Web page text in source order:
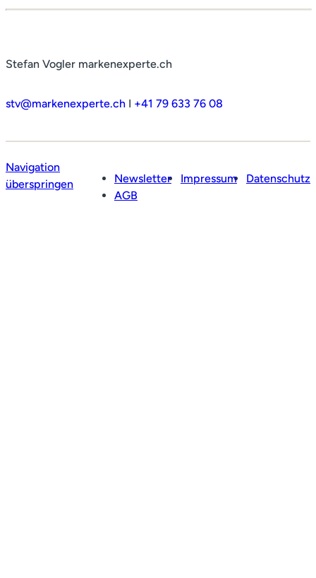
Stefan Vogler markenexperte.ch
stv@markenexperte.ch I +41 79 633 76 08
Navigation
überspringen
Newsletter Impressum
Datenschutz
AGB